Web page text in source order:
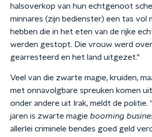
halsoverkop van hun echtgenoot
minnares (zijn bedienster) een tas
hebben die in het eten van de rijke
werden gestopt. Die vrouw werd
gearresteerd en het land uitgezet."
Veel van die zwarte magie, kruiden,
met onnavolgbare spreuken komen
onder andere uit Irak, meldt de politie.
jaren is zwarte magie booming
allerlei criminele bendes goed geld